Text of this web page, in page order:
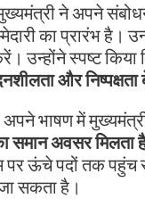
ने अपने
का प्रारंभ
उन्होंने स्पष्ट
और
भाषण में
समान अवसर मिलता
ऊंचे पदों तक पहुंच
सकता है।